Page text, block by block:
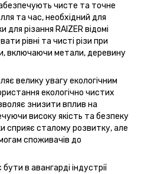
чисте та точне
та час, необхідний для
різання RAIZER відомі
рівні та чисті різи при
включаючи метали, деревину
велику увагу екологічним
екологічно чистих
знизити вплив на
високу якість та безпеку
сприяє сталому розвитку, але
споживачів до
в авангарді індустрії